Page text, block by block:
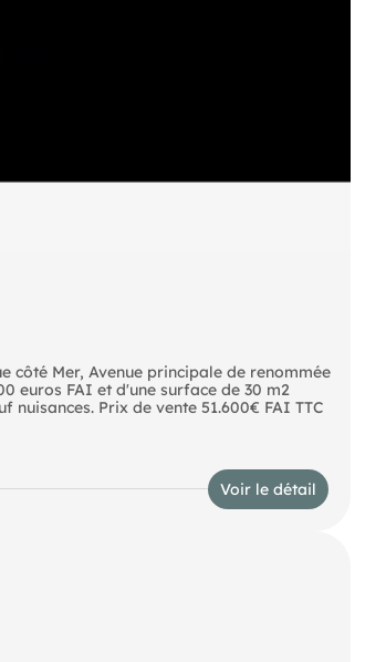
côté Mer, Avenue principale de renommée
euros FAI et d'une surface de 30 m2
Prix de vente 51.600€ FAI TTC
Voir le détail